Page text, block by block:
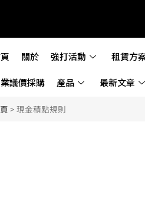
關於 強打活動 租賃方
議價採購 產品 最新文章
> 現金積點規則